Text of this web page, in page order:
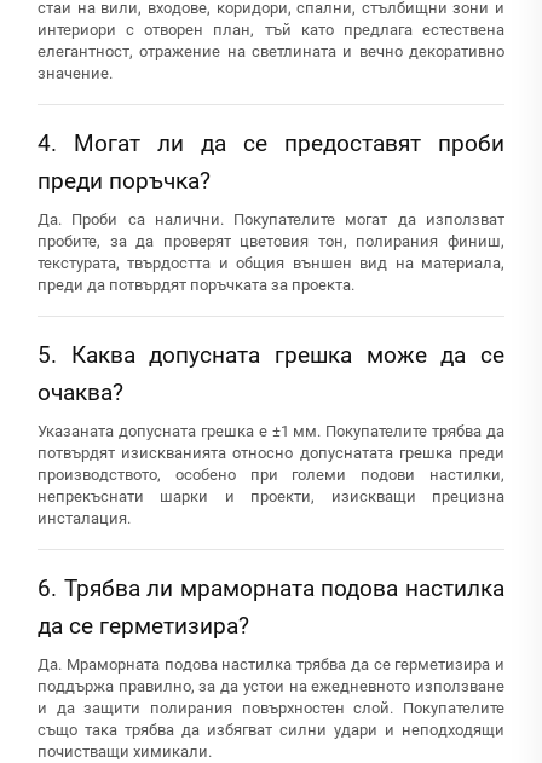
стаи на вили, входове, коридори, спални, стълбищни зони и
интериори с отворен план, тъй като предлага естествена
елегантност, отражение на светлината и вечно декоративно
значение.
4. Могат ли да се предоставят проби
преди поръчка?
Да. Проби са налични. Покупателите могат да използват
пробите, за да проверят цветовия тон, полирания финиш,
текстурата, твърдостта и общия външен вид на материала,
преди да потвърдят поръчката за проекта.
5. Каква допусната грешка може да се
очаква?
Указаната допусната грешка е ±1 мм. Покупателите трябва да
потвърдят изискванията относно допуснатата грешка преди
производството, особено при големи подови настилки,
непрекъснати шарки и проекти, изискващи прецизна
инсталация.
6. Трябва ли мраморната подова настилка
да се герметизира?
Да. Мраморната подова настилка трябва да се герметизира и
поддържа правилно, за да устои на ежедневното използване
и да защити полирания повърхностен слой. Покупателите
също така трябва да избягват силни удари и неподходящи
почистващи химикали.